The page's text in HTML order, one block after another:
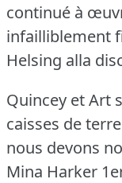
continué à
infailliblement
Helsing alla
Quincey et Art
caisses de
nous devons
Mina Harker